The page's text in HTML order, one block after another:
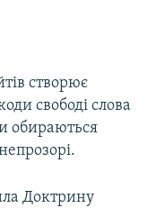
створює
свободі слова
обираються
Доктрину